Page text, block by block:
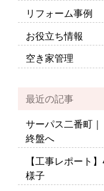
リフォーム事例
お役立ち情報
空き家管理
最近の記事
サーパス二番町
終盤へ
【工事レポート
様子